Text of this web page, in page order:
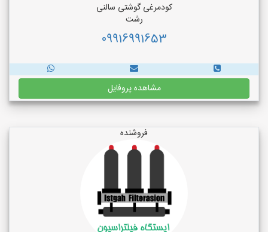
کودمرغی گوشتی سالنی
رشت
09916991653
مشاهده پروفایل
فروشنده